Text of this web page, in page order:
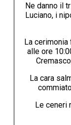
Ne danno il
Luciano, i
La
alle ore
La cara
Le ceneri